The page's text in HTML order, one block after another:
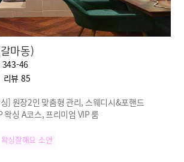
마동)
343-46
리뷰 85
] 원장2인 맞춤형 관리, 스웨디시&포핸드
OPEN, 대전최초 VIP 왁싱 A코스, 프리미엄 VIP 룸
왁싱잘해요 소연